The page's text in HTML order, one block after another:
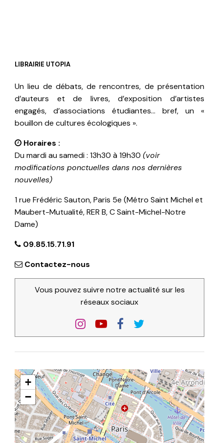
LIBRAIRIE UTOPIA
Un lieu de débats, de rencontres, de présentation
d’auteurs et de livres, d’exposition d’artistes
engagés, d’associations étudiantes… bref, un «
bouillon de cultures écologiques ».
Horaires :
Du mardi au samedi : 13h30 à 19h30 (voir
modifications ponctuelles dans nos dernières
nouvelles)
1 rue Frédéric Sauton, Paris 5e (Métro Saint Michel et
Maubert-Mutualité, RER B, C Saint-Michel-Notre
Dame)
09.85.15.71.91
Contactez-nous
Vous pouvez suivre notre actualité sur les
réseaux sociaux
+
−